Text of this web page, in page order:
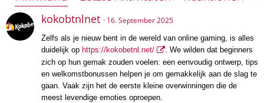
kokobtnlnet 16. September 2025
Zelfs als je nieuw bent in de wereld van online gaming, is alles
duidelijk op https://kokobetnl.net/
. We wilden dat beginners
zich op hun gemak zouden voelen: een eenvoudig ontwerp, tips
en welkomstbonussen helpen je om gemakkelijk aan de slag te
gaan. Vaak zijn het de eerste kleine overwinningen die de
meest levendige emoties oproepen.